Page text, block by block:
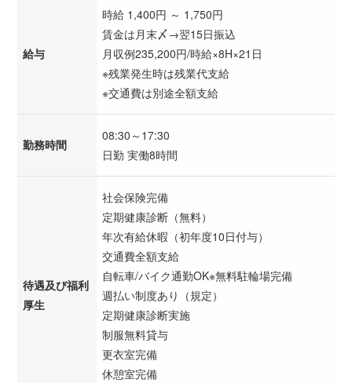
給与
時給 1,400円 ～ 1,750円
賃金は月末〆→翌15日振込
月収例235,200円/時給×8H×21日
※残業発生時は残業代支給
※交通費は別途全額支給
勤務時間
08:30～17:30
日勤 実働8時間
待遇及び福利
厚生
社会保険完備
定期健康診断（無料）
年次有給休暇（初年度10日付与）
交通費全額支給
自転車/バイク通勤OK※無料駐輪場完備
週払い制度あり（規定）
定期健康診断実施
制服無料貸与
更衣室完備
休憩室完備